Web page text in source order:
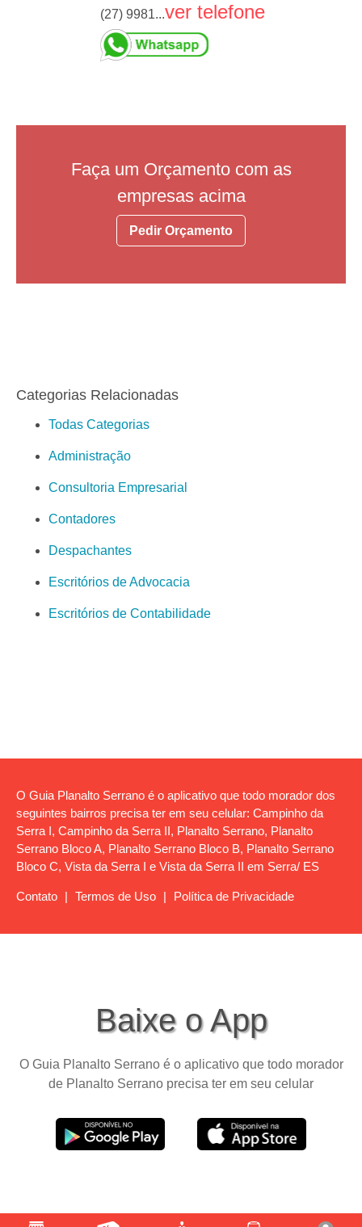
(27) 9981...ver telefone
Faça um Orçamento com as
empresas acima
Pedir Orçamento
Categorias Relacionadas
Todas Categorias
Administração
Consultoria Empresarial
Contadores
Despachantes
Escritórios de Advocacia
Escritórios de Contabilidade
O Guia Planalto Serrano é o aplicativo que todo morador dos
seguintes bairros precisa ter em seu celular: Campinho da
Serra I, Campinho da Serra II, Planalto Serrano, Planalto
Serrano Bloco A, Planalto Serrano Bloco B, Planalto Serrano
Bloco C, Vista da Serra I e Vista da Serra II em Serra/ ES
Contato | Termos de Uso | Política de Privacidade
Baixe o App
O Guia Planalto Serrano é o aplicativo que todo morador
de Planalto Serrano precisa ter em seu celular